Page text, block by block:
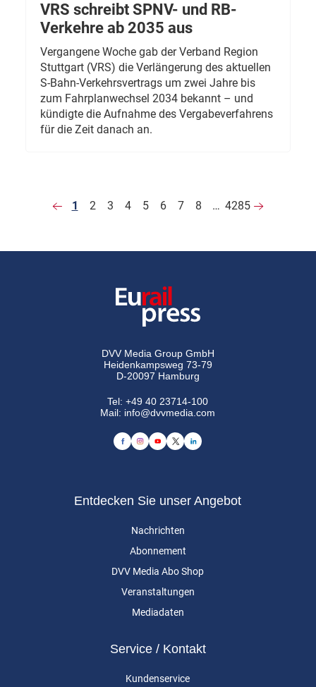
VRS schreibt SPNV- und RB-
Verkehre ab 2035 aus
Vergangene Woche gab der Verband Region
Stuttgart (VRS) die Verlängerung des aktuellen
S-Bahn-Verkehrsvertrags um zwei Jahre bis
zum Fahrplanwechsel 2034 bekannt – und
kündigte die Aufnahme des Vergabeverfahrens
für die Zeit danach an.
1 2 3 4 5 6 7 8 … 4285
DVV Media Group GmbH
Heidenkampsweg 73-79
D-20097 Hamburg
Tel:+49 40 23714-100
Mail: info@dvvmedia.com
Entdecken Sie unser Angebot
Nachrichten
Abonnement
DVV Media Abo Shop
Veranstaltungen
Mediadaten
Service / Kontakt
Kundenservice